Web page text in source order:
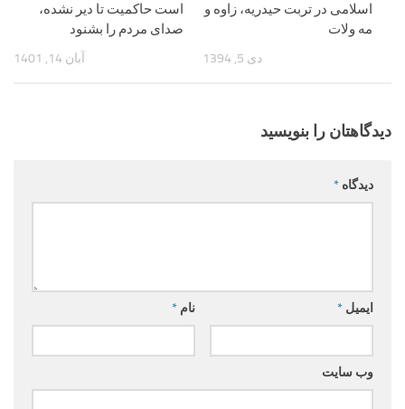
است حاکمیت تا دیر نشده،
صدای مردم را بشنود
آبان 14, 1401
اسلامی در تربت حیدریه، زاوه و
مه ولات
دی 5, 1394
دیدگاهتان را بنویسید
دیدگاه *
نام * ایمیل *
وب‌ سایت